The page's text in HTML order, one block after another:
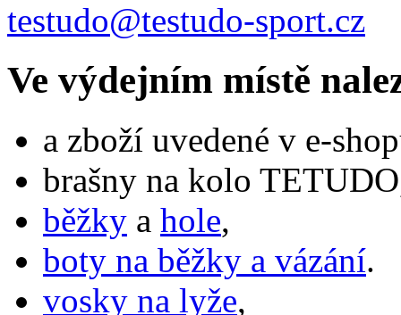
testudo@testudo-sport.cz
Ve výdejním místě
a zboží uvedené v e-
brašny na kolo
běžky a hole,
boty na běžky a vázání.
vosky na lyže,